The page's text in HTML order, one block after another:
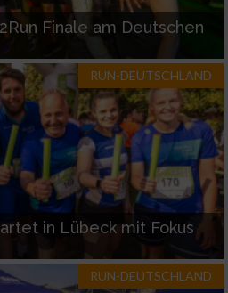
Finale am Deutschen
RUN-DEUTSCHLAND
in Lübeck mit Fokus
RUN-DEUTSCHLAND